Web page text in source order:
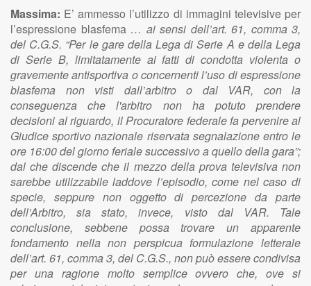
Massima: E’ ammesso l’utilizzo di immagini televisive per
l’espressione blasfema … ai sensi dell’art. 61, comma 3,
del C.G.S. “Per le gare della Lega di Serie A e della Lega
di Serie B, limitatamente ai fatti di condotta violenta o
gravemente antisportiva o concernenti l’uso di espressione
blasfema non visti dall’arbitro o dal VAR, con la
conseguenza che l'arbitro non ha potuto prendere
decisioni al riguardo, il Procuratore federale fa pervenire al
Giudice sportivo nazionale riservata segnalazione entro le
ore 16:00 del giorno feriale successivo a quello della gara”;
dal che discende che il mezzo della prova televisiva non
sarebbe utilizzabile laddove l’episodio, come nel caso di
specie, seppure non oggetto di percezione da parte
dell’Arbitro, sia stato, invece, visto dal VAR. Tale
conclusione, sebbene possa trovare un apparente
fondamento nella non perspicua formulazione letterale
dell’art. 61, comma 3, del C.G.S., non può essere condivisa
per una ragione molto semplice ovvero che, ove si